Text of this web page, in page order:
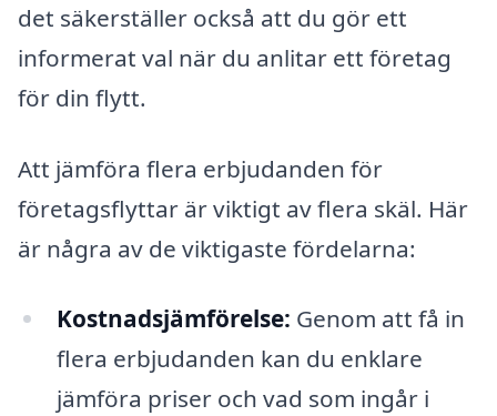
det säkerställer också att du gör ett
informerat val när du anlitar ett företag
för din flytt.
Att jämföra flera erbjudanden för
företagsflyttar är viktigt av flera skäl. Här
är några av de viktigaste fördelarna:
Kostnadsjämförelse: Genom att få in
flera erbjudanden kan du enklare
jämföra priser och vad som ingår i